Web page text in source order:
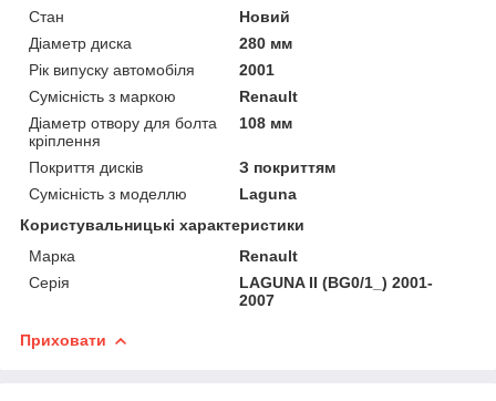
Стан
Новий
Діаметр диска
280 мм
Рік випуску автомобіля
2001
Сумісність з маркою
Renault
Діаметр отвору для болта
кріплення
108 мм
Покриття дисків
З покриттям
Сумісність з моделлю
Laguna
Користувальницькі характеристики
Марка
Renault
Серія
LAGUNA II (BG0/1_) 2001-
2007
Приховати